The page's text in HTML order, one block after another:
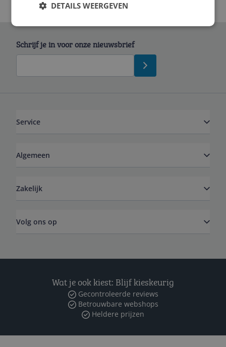
Schrijf je in voor onze nieuwsbrief
Service
Algemeen
Zakelijk
Volg ons op
Wat je ook kiest: Blijf kieskeurig
Gecontroleerde reviews
Betrouwbare webshops
Heldere prijzen
DETAILS WEERGEVEN